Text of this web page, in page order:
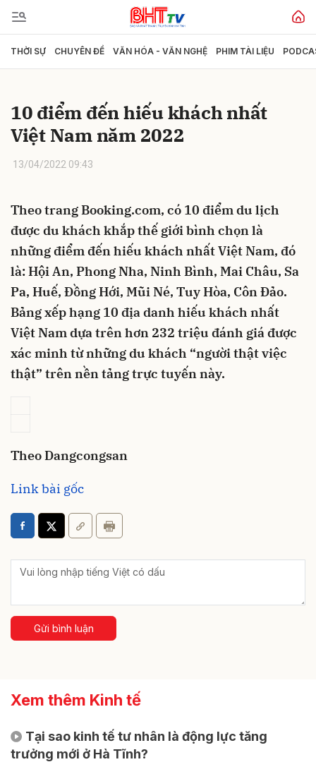
THỜI SỰ CHUYÊN ĐỀ VĂN HÓA - VĂN NGHỆ PHIM TÀI LIỆU
10 điểm đến hiếu khách nhất
Việt Nam năm 2022
13/04/2022 09:43
Theo trang Booking.com, có 10 điểm du lịch
được du khách khắp thế giới bình chọn là
những điểm đến hiếu khách nhất Việt Nam, đó
là: Hội An, Phong Nha, Ninh Bình, Mai Châu, Sa
Pa, Huế, Đồng Hới, Mũi Né, Tuy Hòa, Côn Đảo.
Bảng xếp hạng 10 địa danh hiếu khách nhất
Việt Nam dựa trên hơn 232 triệu đánh giá được
xác minh từ những du khách “người thật việc
thật” trên nền tảng trực tuyến này.
Theo Dangcongsan
Link bài gốc
Gửi bình luận
Xem thêm Kinh tế
Tại sao kinh tế tư nhân là động lực tăng
trưởng mới ở Hà Tĩnh?
Gửi bình luận
Hủy Gửi